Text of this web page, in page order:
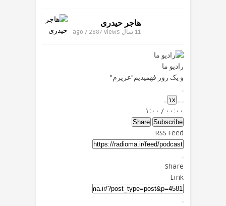
هاجر حیدری
11 سال ago / 2887 Views
رادیو ما
و یک روز فهمیدیم"عزیزم"
Play
Episode
Mute/Unmute
Episode
Rewind
10
Seconds
۱x
Forward
30
seconds
۰۰:۰۰ / ۱:۰۰
Subscribe
Share
RSS Feed
Share
Link